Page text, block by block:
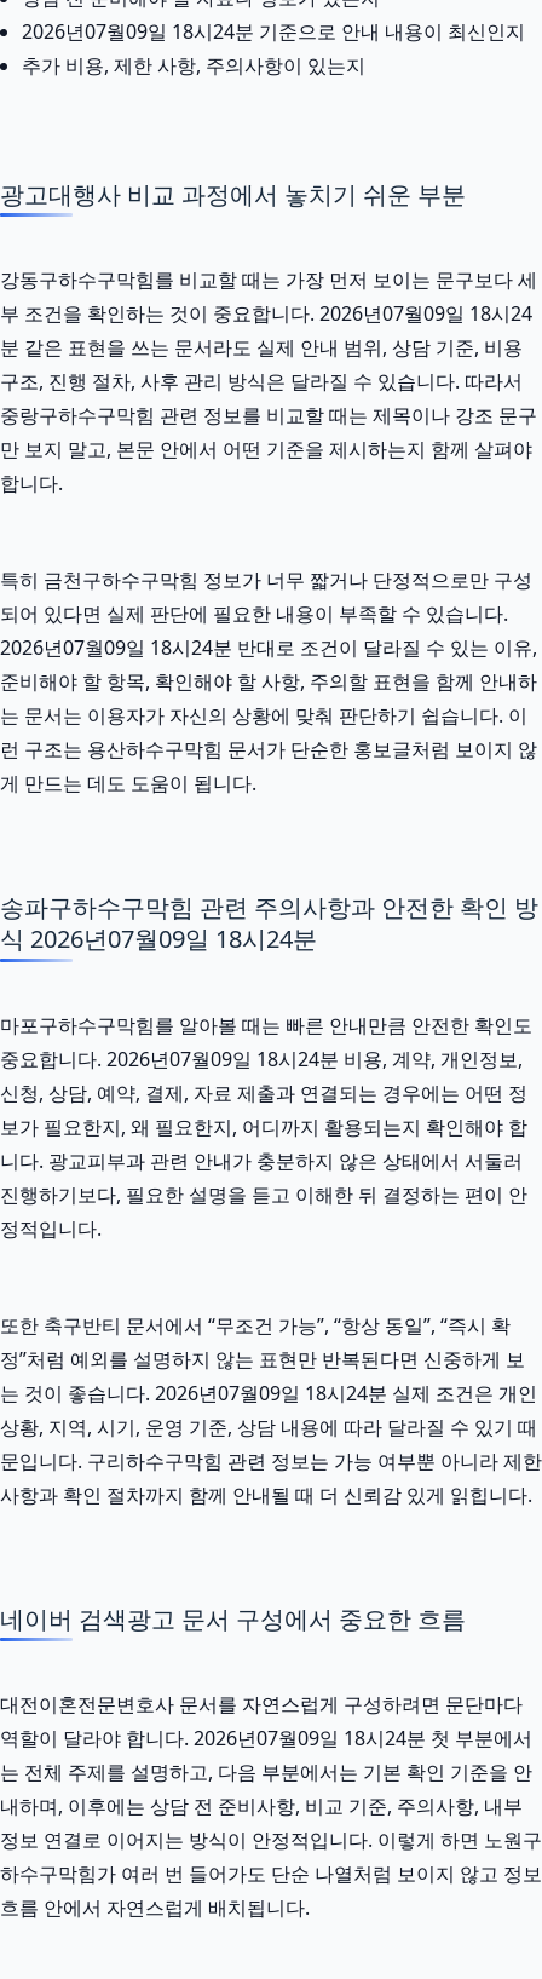
2026년07월09일 18시24분 기준으로 안내 내용이 최신인지
추가 비용, 제한 사항, 주의사항이 있는지
광고대행사 비교 과정에서 놓치기 쉬운 부분
강동구하수구막힘를 비교할 때는 가장 먼저 보이는 문구보다 세
부 조건을 확인하는 것이 중요합니다. 2026년07월09일 18시24
분 같은 표현을 쓰는 문서라도 실제 안내 범위, 상담 기준, 비용
구조, 진행 절차, 사후 관리 방식은 달라질 수 있습니다. 따라서
중랑구하수구막힘 관련 정보를 비교할 때는 제목이나 강조 문구
만 보지 말고, 본문 안에서 어떤 기준을 제시하는지 함께 살펴야
합니다.
특히 금천구하수구막힘 정보가 너무 짧거나 단정적으로만 구성
되어 있다면 실제 판단에 필요한 내용이 부족할 수 있습니다.
2026년07월09일 18시24분 반대로 조건이 달라질 수 있는 이유,
준비해야 할 항목, 확인해야 할 사항, 주의할 표현을 함께 안내하
는 문서는 이용자가 자신의 상황에 맞춰 판단하기 쉽습니다. 이
런 구조는 용산하수구막힘 문서가 단순한 홍보글처럼 보이지 않
게 만드는 데도 도움이 됩니다.
송파구하수구막힘 관련 주의사항과 안전한 확인 방
식 2026년07월09일 18시24분
마포구하수구막힘를 알아볼 때는 빠른 안내만큼 안전한 확인도
중요합니다. 2026년07월09일 18시24분 비용, 계약, 개인정보,
신청, 상담, 예약, 결제, 자료 제출과 연결되는 경우에는 어떤 정
보가 필요한지, 왜 필요한지, 어디까지 활용되는지 확인해야 합
니다. 광교피부과 관련 안내가 충분하지 않은 상태에서 서둘러
진행하기보다, 필요한 설명을 듣고 이해한 뒤 결정하는 편이 안
정적입니다.
또한 축구반티 문서에서 “무조건 가능”, “항상 동일”, “즉시 확
정”처럼 예외를 설명하지 않는 표현만 반복된다면 신중하게 보
는 것이 좋습니다. 2026년07월09일 18시24분 실제 조건은 개인
상황, 지역, 시기, 운영 기준, 상담 내용에 따라 달라질 수 있기 때
문입니다. 구리하수구막힘 관련 정보는 가능 여부뿐 아니라 제한
사항과 확인 절차까지 함께 안내될 때 더 신뢰감 있게 읽힙니다.
네이버 검색광고 문서 구성에서 중요한 흐름
대전이혼전문변호사 문서를 자연스럽게 구성하려면 문단마다
역할이 달라야 합니다. 2026년07월09일 18시24분 첫 부분에서
는 전체 주제를 설명하고, 다음 부분에서는 기본 확인 기준을 안
내하며, 이후에는 상담 전 준비사항, 비교 기준, 주의사항, 내부
정보 연결로 이어지는 방식이 안정적입니다. 이렇게 하면 노원구
하수구막힘가 여러 번 들어가도 단순 나열처럼 보이지 않고 정보
흐름 안에서 자연스럽게 배치됩니다.